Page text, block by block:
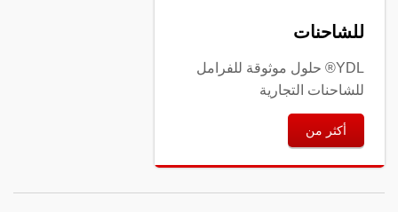
للشاحنات
YDL® حلول موثوقة للفرامل
للشاحنات التجارية
أكثر من